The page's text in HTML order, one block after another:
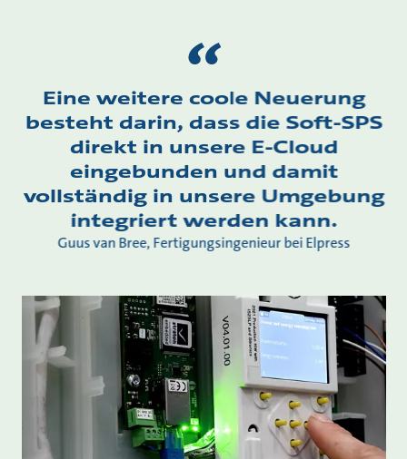
Eine weitere coole Neuerung
besteht darin, dass die Soft-SPS
direkt in unsere E-Cloud
eingebunden und damit
vollständig in unsere Umgebung
integriert werden kann.
Guus van Bree, Fertigungsingenieur bei Elpress